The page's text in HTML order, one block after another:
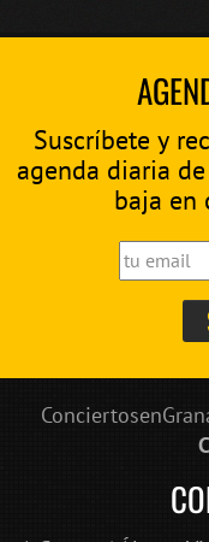
Suscríbete y
agenda diaria
baja en